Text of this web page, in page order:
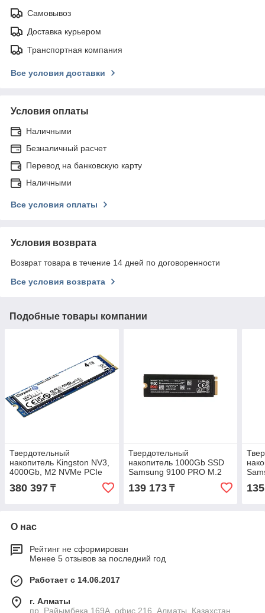
Самовывоз
Доставка курьером
Транспортная компания
Все условия доставки
Условия оплаты
Наличными
Безналичный расчет
Перевод на банковскую карту
Наличными
Все условия оплаты
Условия возврата
Возврат товара в течение 14 дней по договоренности
Все условия возврата
Подобные товары компании
Твердотельный
накопитель Kingston NV3,
4000Gb, M2 NVMe PCIe
Gen4, Read/write
6000/5000Mb.s
380 397 ₸
Твердотельный
накопитель 1000Gb SSD
Samsung 9100 PRO M.2
R14700/W13300MB/s MZ-
139 173₸
О нас
Рейтинг не сформирован
Менее 5 отзывов за последний год
Работает с 14.06.2017
г. Алматы
пр. Райымбека 169А, офис 216, Алматы, Казахстан